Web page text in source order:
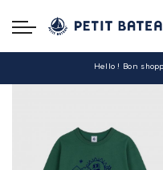
Hello ! Bon
-10% pour tout